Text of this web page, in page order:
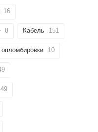
16
8 Кабель 151
10
49